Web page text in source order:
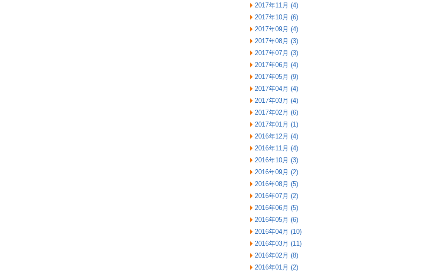
2017年11月 (4)
2017年10月 (6)
2017年09月 (4)
2017年08月 (3)
2017年07月 (3)
2017年06月 (4)
2017年05月 (9)
2017年04月 (4)
2017年03月 (4)
2017年02月 (6)
2017年01月 (1)
2016年12月 (4)
2016年11月 (4)
2016年10月 (3)
2016年09月 (2)
2016年08月 (5)
2016年07月 (2)
2016年06月 (5)
2016年05月 (6)
2016年04月 (10)
2016年03月 (11)
2016年02月 (8)
2016年01月 (2)